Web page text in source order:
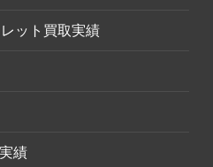
ット買取実績
績